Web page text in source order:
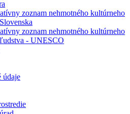
zoznam nehmotného kultúrneho
zoznam nehmotného kultúrneho
- UNESCO
údaje